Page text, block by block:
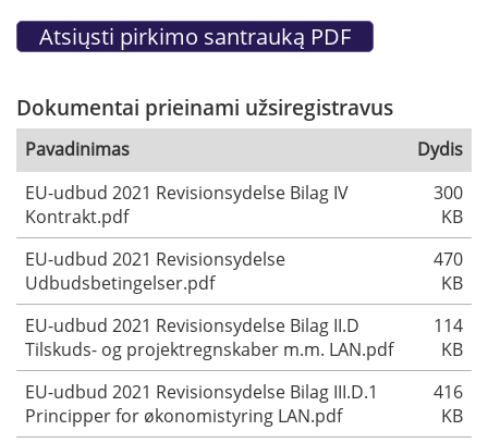
Dokumentai prieinami užsiregistravus
Pavadinimas
Dydis
EU-udbud 2021 Revisionsydelse Bilag IV
Kontrakt.pdf
300
KB
EU-udbud 2021 Revisionsydelse
Udbudsbetingelser.pdf
470
KB
EU-udbud 2021 Revisionsydelse Bilag II.D
Tilskuds- og projektregnskaber m.m. LAN.pdf
114
KB
EU-udbud 2021 Revisionsydelse Bilag III.D.1
Principper for økonomistyring LAN.pdf
416
KB